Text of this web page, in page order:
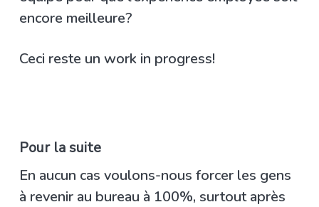
encore meilleure?
Ceci reste un work in progress!
Pour la suite
En aucun cas voulons-nous forcer les gens
à revenir au bureau à 100%, surtout après